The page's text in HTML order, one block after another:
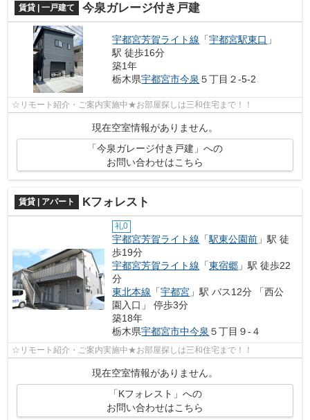
賃貸 | 一戸建て 今泉ガレージ付き戸建
宇都宮芳賀ライト線 「宇都宮駅東口 」
駅 徒歩16分
築1年
栃木県宇都宮市今泉 ５丁目２-5-2
☆リモート紹介・ご案内実施中★お部屋探しは三和住宅まで！！
現在空室情報がありません。
「今泉ガレージ付き戸建」への
お問い合わせはこちら
賃貸 | アパート Kフォレスト
礼0
宇都宮芳賀ライト線 「駅東公園前 」駅 徒
歩19分
宇都宮芳賀ライト線 「東宿郷 」駅 徒歩22
分
東北本線 「宇都宮 」駅 バス12分 「西公
園入口」 停歩3分
築18年
栃木県宇都宮市中今泉 ５丁目９-４
☆リモート紹介・ご案内実施中★お部屋探しは三和住宅まで！！
現在空室情報がありません。
「Kフォレスト」への
お問い合わせはこちら